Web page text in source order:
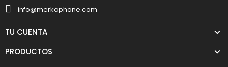
info@merkaphone.com
TU CUENTA
PRODUCTOS